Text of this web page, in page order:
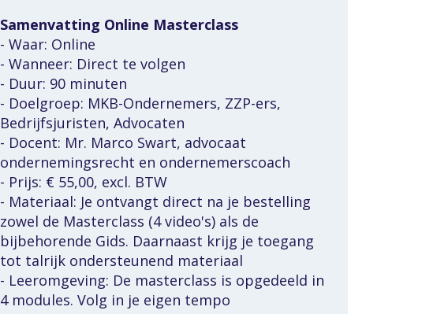
Samenvatting Online Masterclass
- Waar: Online
- Wanneer: Direct te volgen
- Duur: 90 minuten
- Doelgroep: MKB-Ondernemers, ZZP-ers,
Bedrijfsjuristen, Advocaten
- Docent: Mr. Marco Swart, advocaat
ondernemingsrecht en ondernemerscoach
- Prijs: € 55,00, excl. BTW
- Materiaal: Je ontvangt direct na je bestelling
zowel de Masterclass (4 video's) als de
bijbehorende Gids. Daarnaast krijg je toegang
tot talrijk ondersteunend materiaal
- Leeromgeving: De masterclass is opgedeeld in
4 modules. Volg in je eigen tempo